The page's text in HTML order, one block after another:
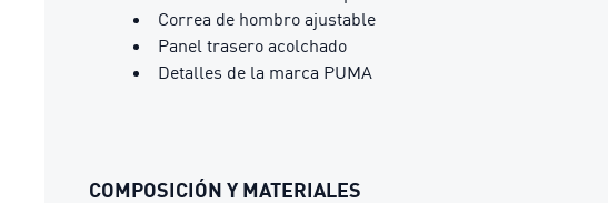
Correa de hombro ajustable
Panel trasero acolchado
Detalles de la marca PUMA
COMPOSICIÓN Y MATERIALES